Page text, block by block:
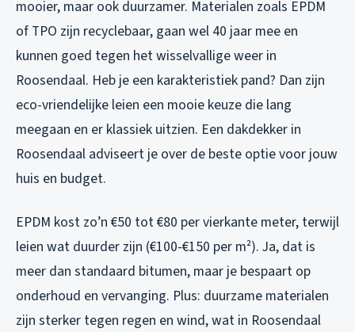
mooier, maar ook duurzamer. Materialen zoals EPDM
of TPO zijn recyclebaar, gaan wel 40 jaar mee en
kunnen goed tegen het wisselvallige weer in
Roosendaal. Heb je een karakteristiek pand? Dan zijn
eco-vriendelijke leien een mooie keuze die lang
meegaan en er klassiek uitzien. Een dakdekker in
Roosendaal adviseert je over de beste optie voor jouw
huis en budget.
EPDM kost zo’n €50 tot €80 per vierkante meter, terwijl
leien wat duurder zijn (€100-€150 per m²). Ja, dat is
meer dan standaard bitumen, maar je bespaart op
onderhoud en vervanging. Plus: duurzame materialen
zijn sterker tegen regen en wind, wat in Roosendaal